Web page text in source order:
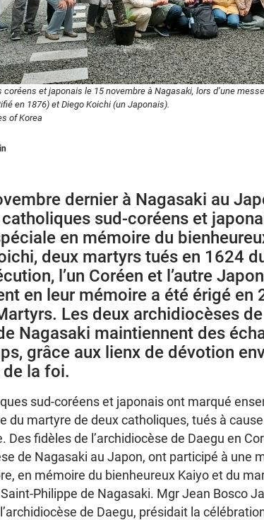
coréens et japonais le 15 novembre à Nagasaki, lors d’une
en 1876) et Diego Koichi (un Japonais).
of Korea
dernier à Nagasaki au
sud-coréens et
en mémoire du
deux martyrs tués en 1624
l’un Coréen et l’autre
en leur mémoire a été érigé en
Les deux archidiocèses
Nagasaki maintiennent des
grâce aux lienx de dévotion
la foi.
sud-coréens et japonais ont marqué
du martyre de deux catholiques, tués à
Des fidèles de l’archidiocèse de Daegu en
de Nagasaki au Japon, ont participé à une
en mémoire du bienheureux Kaiyo et du
Philippe de Nagasaki. Mgr Jean Bosco
de Daegu, présidait la